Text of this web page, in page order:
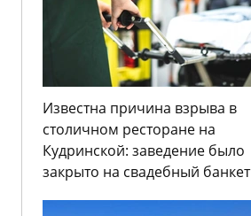
Известна причина взрыва в
столичном ресторане на
Кудринской: заведение было
закрыто на свадебный банкет